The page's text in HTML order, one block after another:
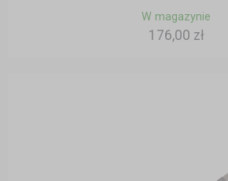
W magazynie
176,00 zł